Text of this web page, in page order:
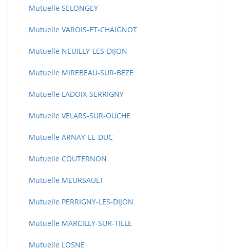
Mutuelle SELONGEY
Mutuelle VAROIS-ET-CHAIGNOT
Mutuelle NEUILLY-LES-DIJON
Mutuelle MIREBEAU-SUR-BEZE
Mutuelle LADOIX-SERRIGNY
Mutuelle VELARS-SUR-OUCHE
Mutuelle ARNAY-LE-DUC
Mutuelle COUTERNON
Mutuelle MEURSAULT
Mutuelle PERRIGNY-LES-DIJON
Mutuelle MARCILLY-SUR-TILLE
Mutuelle LOSNE